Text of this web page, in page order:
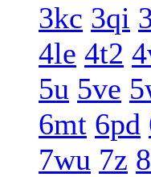
3kc 3qi
4le 4t2
5u 5ve
6mt 6pd
7wu 7z